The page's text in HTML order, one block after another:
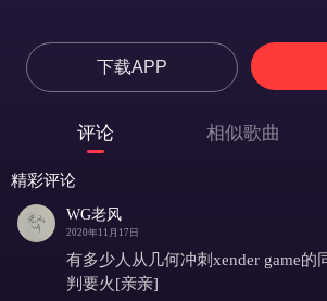
下载APP
评论 相似歌曲
精彩评论
WG老风
2020年11月17日
有多少人从几何冲刺xender game的
判要火[亲亲]